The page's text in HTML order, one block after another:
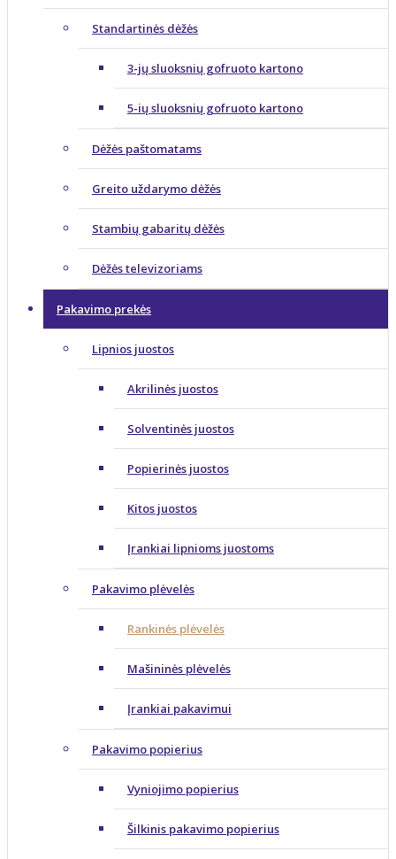
Standartinės dėžės
3-jų sluoksnių gofruoto kartono
5-ių sluoksnių gofruoto kartono
Dėžės paštomatams
Greito uždarymo dėžės
Stambių gabaritų dėžės
Dėžės televizoriams
Pakavimo prekės
Lipnios juostos
Akrilinės juostos
Solventinės juostos
Popierinės juostos
Kitos juostos
Įrankiai lipnioms juostoms
Pakavimo plėvelės
Rankinės plėvelės
Mašininės plėvelės
Įrankiai pakavimui
Pakavimo popierius
Vyniojimo popierius
Šilkinis pakavimo popierius